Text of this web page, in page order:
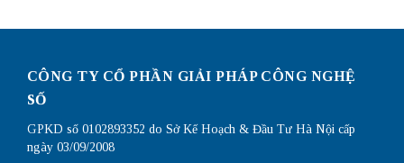
CÔNG TY CỔ PHẦN GIẢI PHÁP CÔNG NGHỆ
SỐ
GPKD số 0102893352 do Sở Kế Hoạch & Đầu Tư Hà Nội cấp
ngày 03/09/2008